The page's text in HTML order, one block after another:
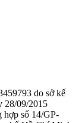
do sở kế
28/09/2015
hợp số 14/GP-